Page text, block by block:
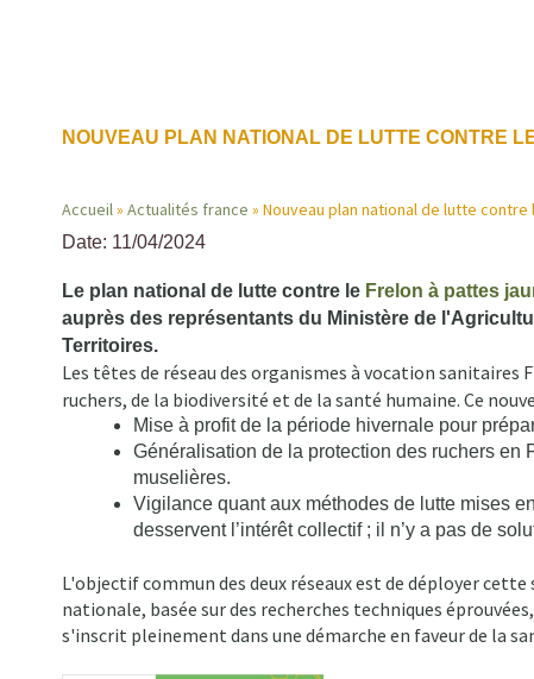
Navigation
principale
NOUVEAU PLAN NATIONAL DE LUTTE CONTRE
Fil
d'Ariane
Accueil Actualités france Nouveau plan national de lutte
Date: 11/04/2024
Le plan national de lutte contre le Frelon à pattes
auprès des représentants du Ministère de
Territoires.
Les têtes de réseau des organismes à vocation sanitaires
ruchers, de la biodiversité et de la santé humaine. Ce
Mise à profit de la période hivernale pour
Généralisation de la protection des ruchers en
muselières.
Vigilance quant aux méthodes de lutte mises
desservent l’intérêt collectif ; il n’y a pas de
L'objectif commun des deux réseaux est de déployer
nationale, basée sur des recherches techniques
s'inscrit pleinement dans une démarche en faveur de la